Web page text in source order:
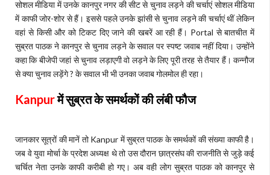
सोशल मीडिया में उनके कानपुर नगर की सीट से चुनाव लड़ने की चर्चाएं सोशल मीडिया
में काफी जोर-शोर से हैं। इससे पहले उनके झांसी से चुनाव लड़ने की चर्चाएं थीं लेकिन
वहां से किसी और को टिकट दिए जाने की खबरें आ रही हैं। Portal से बातचीत में
सुब्रत पाठक ने कानपुर से चुनाव लड़ने के सवाल पर स्पष्ट जवाब नहीं दिया। उन्होंने
कहा कि बीजेपी जहां से चुनाव लड़ाएगी वो लड़ने के लिए पूरी तरह से तैयार हैं। कन्नौज
से क्या चुनाव लड़ेंगे ? के सवाल भी भी उनका जवाब गोलमोल ही रहा।
Kanpurमें सुब्रत के समर्थकों की लंबी फौज
जानकार सूत्रों की मानें तो Kanpur में सुब्रत पाठक के समर्थकों की संख्या काफी है।
जब वे युवा मोर्चा के प्रदेश अध्यक्ष थे तो उस दौरान छात्रसंघ की राजनीति से जुड़े कई
चर्चित नेता उनके काफी करीबी हो गए। अब वही लोग सुब्रत पाठक को कानपुर से